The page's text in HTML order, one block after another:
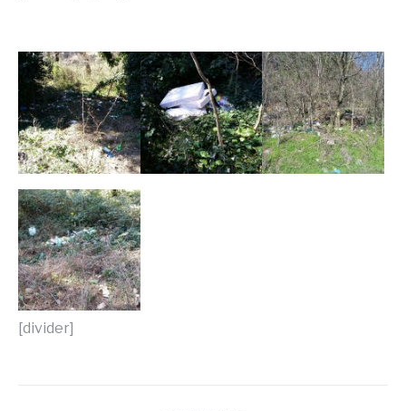
[divider]